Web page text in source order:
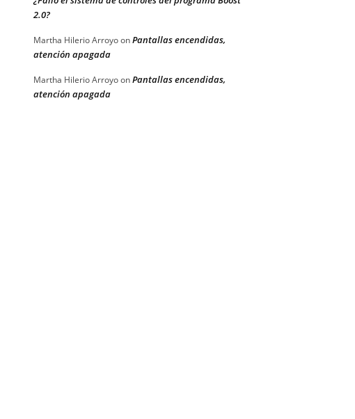
2.0?
Martha Hilerio ArroyoonPantallas encendidas,
atención apagada
Martha Hilerio ArroyoonPantallas encendidas,
atención apagada